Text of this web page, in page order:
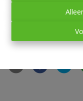
Delen